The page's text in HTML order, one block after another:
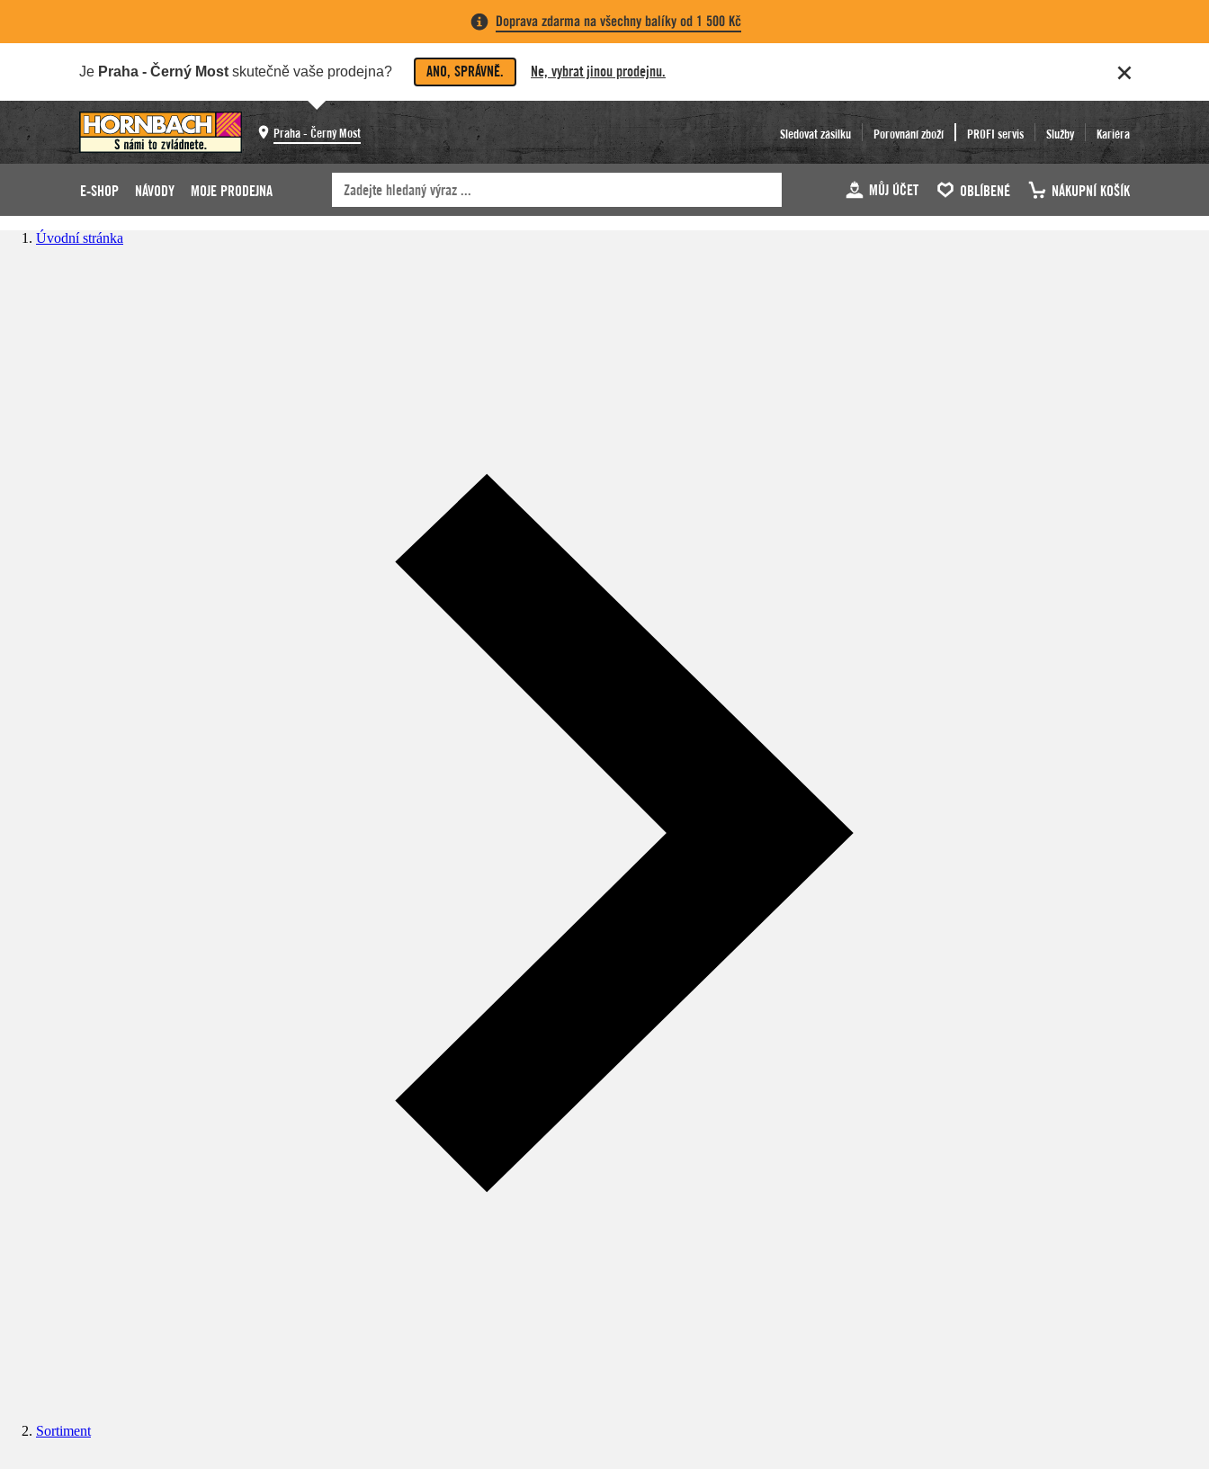
Doprava zdarma na všechny balíky od 1 500 Kč
Je Praha - Černý Most skutečně vaše prodejna? ANO, SPRÁVNĚ. Ne, vybrat jinou prodejnu.
Praha - Černý Most Sledovat zásilku Porovnání zboží PROFI servis Služby Kariéra
E-SHOP NÁVODY MOJE PRODEJNA MŮJ ÚČET OBLÍBENÉ NÁKUPNÍ KOŠÍK
Úvodní stránka
Sortiment